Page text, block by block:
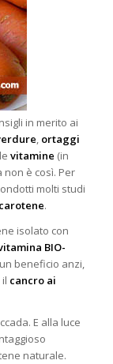
in merito ai
, ortaggi
vitamine (in
non è così. Per
molti studi
.
isolato con
BIO-
beneficio anzi,
cancro ai
E alla luce
naturale.